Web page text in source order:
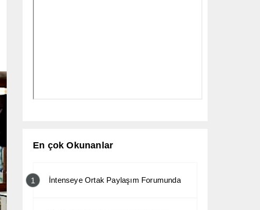
En çok Okunanlar
1 İntenseye Ortak Paylaşım Forumunda